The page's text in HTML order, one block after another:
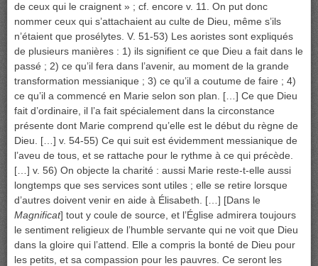
de ceux qui le craignent » ; cf. encore v. 11. On put donc
nommer ceux qui s’attachaient au culte de Dieu, même s’ils
n’étaient que prosélytes. V. 51-53) Les aoristes sont expliqués
de plusieurs manières : 1) ils signifient ce que Dieu a fait dans le
passé ; 2) ce qu’il fera dans l’avenir, au moment de la grande
transformation messianique ; 3) ce qu’il a coutume de faire ; 4)
ce qu’il a commencé en Marie selon son plan. […] Ce que Dieu
fait d’ordinaire, il l’a fait spécialement dans la circonstance
présente dont Marie comprend qu’elle est le début du règne de
Dieu. […] v. 54-55) Ce qui suit est évidemment messianique de
l’aveu de tous, et se rattache pour le rythme à ce qui précède.
[…] v. 56) On objecte la charité : aussi Marie reste-t-elle aussi
longtemps que ses services sont utiles ; elle se retire lorsque
d’autres doivent venir en aide à Élisabeth. […] [Dans le
Magnificat] tout y coule de source, et l’Église admirera toujours
le sentiment religieux de l’humble servante qui ne voit que Dieu
dans la gloire qui l’attend. Elle a compris la bonté de Dieu pour
les petits, et sa compassion pour les pauvres. Ce seront les